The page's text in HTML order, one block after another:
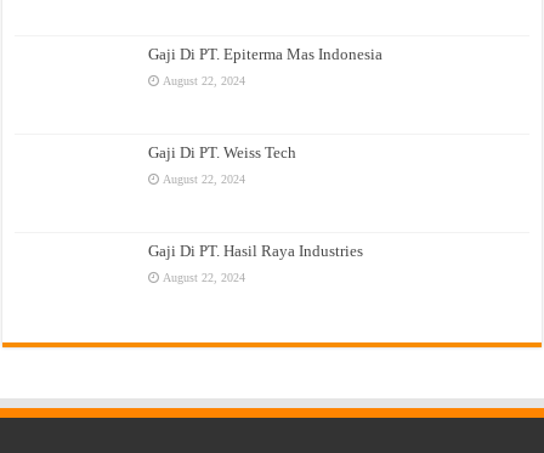
Gaji Di PT. Epiterma Mas Indonesia
August 22, 2024
Gaji Di PT. Weiss Tech
August 22, 2024
Gaji Di PT. Hasil Raya Industries
August 22, 2024